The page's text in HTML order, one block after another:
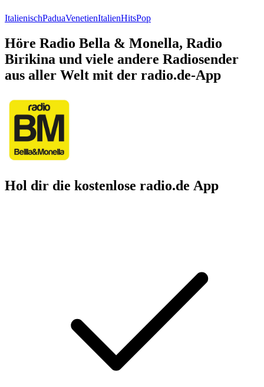
ItalienischPaduaVenetienItalienHitsPop
Höre Radio Bella & Monella, Radio
Birikina und viele andere Radiosender
aus aller Welt mit der radio.de-App
Hol dir die kostenlose radio.de App